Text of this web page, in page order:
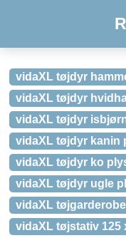
vidaXL tøjdyr
vidaXL tøjdyr
vidaXL tøjdyr
vidaXL tøjdyr kanin
vidaXL tøjdyr ko
vidaXL tøjdyr ugle
vidaXL
vidaXL tøjstativ 125